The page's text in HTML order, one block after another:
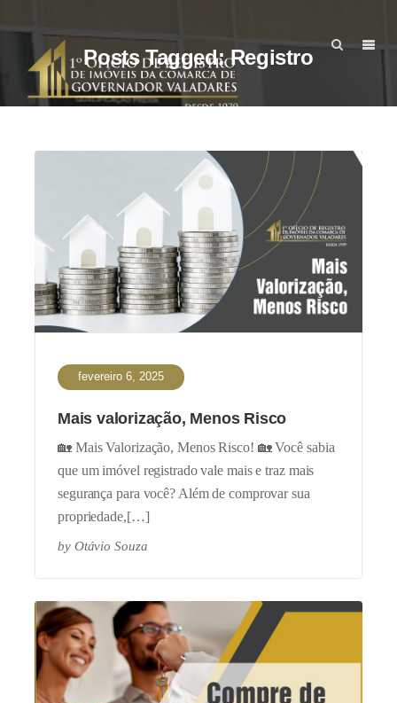
Posts Tagged: Registro
fevereiro 6, 2025
Mais valorização, Menos Risco
🏡 Mais Valorização, Menos Risco! 🏡 Você sabia
que um imóvel registrado vale mais e traz mais
segurança para você? Além de comprovar sua
propriedade,[…]
by Otávio Souza